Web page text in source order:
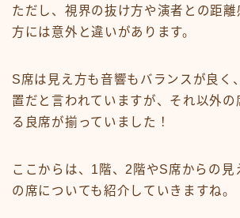
ただし、視界の抜け方や演者との距離
方には意外と違いがあります。
S席は見え方も音響もバランスが良く、
置だと言われていますが、それ以外の
る良席が揃っていました！
ここからは、1階、2階やS席からの見
の席についても紹介していきますね。